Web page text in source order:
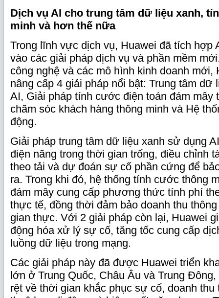
Dịch vụ AI cho trung tâm dữ liệu xanh,
minh và hơn thế nữa
Trong lĩnh vực dịch vụ, Huawei đã tích hợp
vào các giải pháp dịch vụ và phần mềm
công nghệ và các mô hình kinh doanh mới,
nâng cấp 4 giải pháp nổi bật: Trung tâm dữ
AI, Giải pháp tính cước điện toán đám mây
chăm sóc khách hàng thông minh và Hệ
động.
Giải pháp trung tâm dữ liệu xanh sử dụng
điện năng trong thời gian trống, điều chỉnh
theo tải và dự đoán sự cố phần cứng để
ra. Trong khi đó, hệ thống tính cước thông
đám mây cung cấp phương thức tính phí
thực tế, đồng thời đảm bảo doanh thu
gian thực. Với 2 giải pháp còn lại, Huawei
động hóa xử lý sự cố, tăng tốc cung cấp
luồng dữ liệu trong mạng.
Các giải pháp này đã được Huawei triển
lớn ở Trung Quốc, Châu Âu và Trung
rệt về thời gian khắc phục sự cố, doanh thu